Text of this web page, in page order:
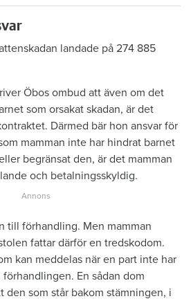
landade på 274 885
Öbos ombud att även om det
som orsakat skadan, är det
Därmed bär hon ansvar för
mamman inte har hindrat barnet
begränsat den, är det mamman
och betalningsskyldig.
till förhandling. Men mamman
fattar därför en tredskodom.
kan meddelas när en part inte har
En sådan dom
den som står bakom stämningen, i